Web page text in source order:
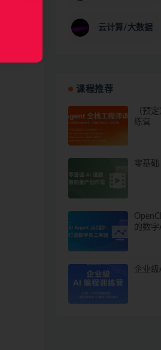
云计算/大数据
课程推荐
（预
练营
零基
的数字
企业